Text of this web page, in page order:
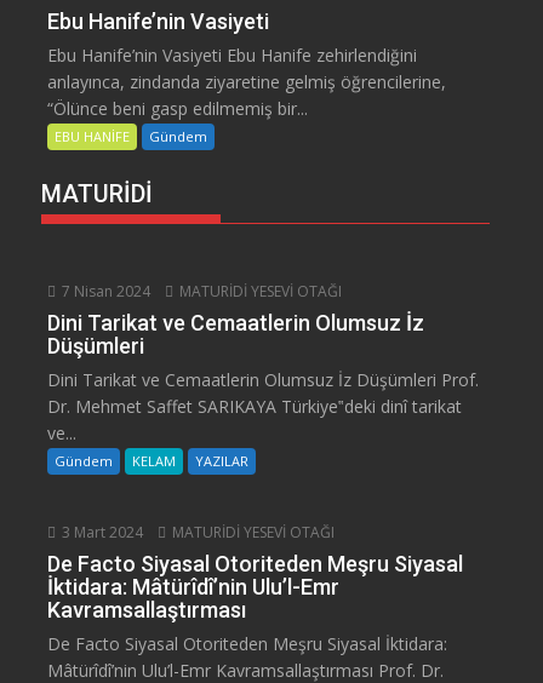
Ebu Hanife’nin Vasiyeti
Ebu Hanife’nin Vasiyeti Ebu Hanife zehirlendiğini
anlayınca, zindanda ziyaretine gelmiş öğrencilerine,
“Ölünce beni gasp edilmemiş bir...
EBU HANİFE Gündem
MATURİDİ
7 Nisan 2024 MATURİDİ YESEVİ OTAĞI
Dini Tarikat ve Cemaatlerin Olumsuz İz
Düşümleri
Dini Tarikat ve Cemaatlerin Olumsuz İz Düşümleri Prof.
Dr. Mehmet Saffet SARIKAYA Türkiye‟deki dinî tarikat
ve...
Gündem KELAM YAZILAR
3 Mart 2024 MATURİDİ YESEVİ OTAĞI
De Facto Siyasal Otoriteden Meşru Siyasal
İktidara: Mâtürîdî’nin Ulu’l-Emr
Kavramsallaştırması
De Facto Siyasal Otoriteden Meşru Siyasal İktidara:
Mâtürîdî’nin Ulu’l-Emr Kavramsallaştırması Prof. Dr.